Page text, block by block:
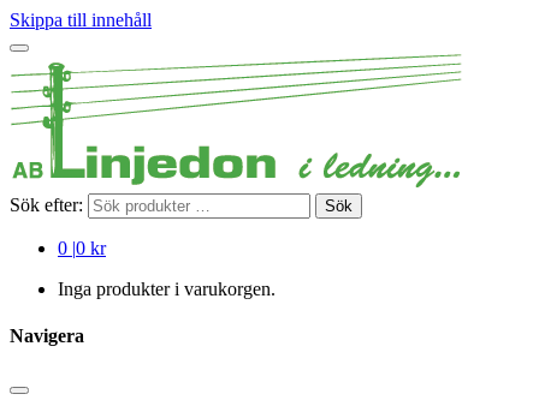
Skippa till innehåll
Sök efter: Sök
0 |0 kr
Inga produkter i varukorgen.
Navigera